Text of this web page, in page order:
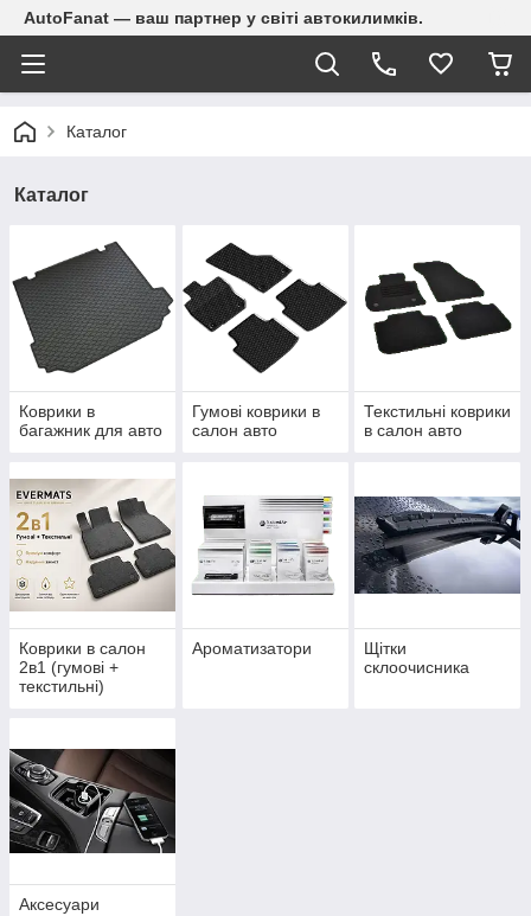
AutoFanat — ваш партнер у світі автокилимків.
Каталог
Каталог
Коврики в
багажник для авто
Гумові коврики в
салон авто
Текстильні коврики
в салон авто
Коврики в салон
2в1 (гумові +
текстильні)
Ароматизатори
Щітки
склоочисника
Аксесуари